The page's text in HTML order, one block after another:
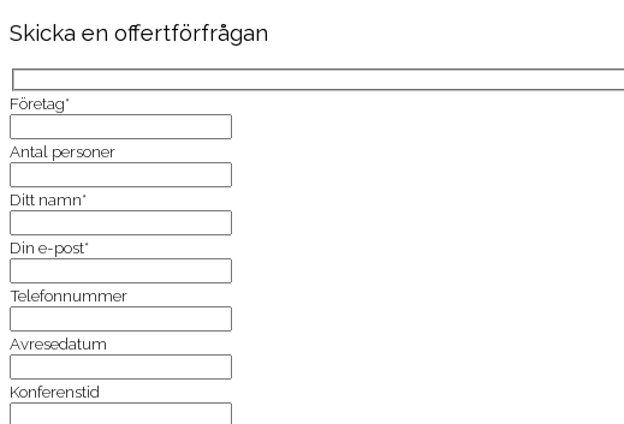
Skicka en offertförfrågan
Företag*
Antal personer
Ditt namn*
Din e-post*
Telefonnummer
Avresedatum
Konferenstid